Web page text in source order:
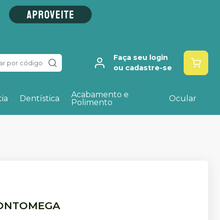
por código
Faça seu login
ou cadastre-se
Dentística
Acabamento e
Polimento
Ocular